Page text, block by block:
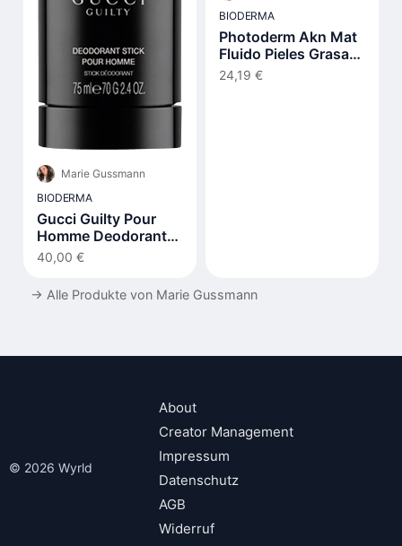
Marie Gussmann
BIODERMA
Gucci Guilty Pour
Homme Deodorant
Stick
40,00 €
BIODERMA
Photoderm Akn Mat
Fluido Pieles Grasas
Y Acnéicas Spf30 40
24,19 €
→ Alle Produkte von Marie Gussmann
© 2026 Wyrld
About
Creator Management
Impressum
Datenschutz
AGB
Widerruf